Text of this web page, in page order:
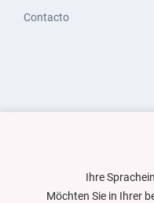
Contacto
Ihre
Möchten Sie in Ihrer